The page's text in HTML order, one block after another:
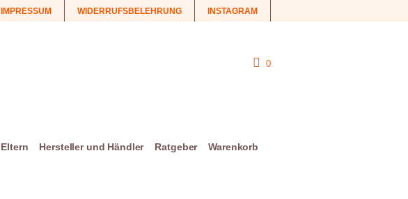
IMPRESSUM WIDERRUFSBELEHRUNG INSTAGRAM
0
Eltern Hersteller und Händler Ratgeber Warenkorb